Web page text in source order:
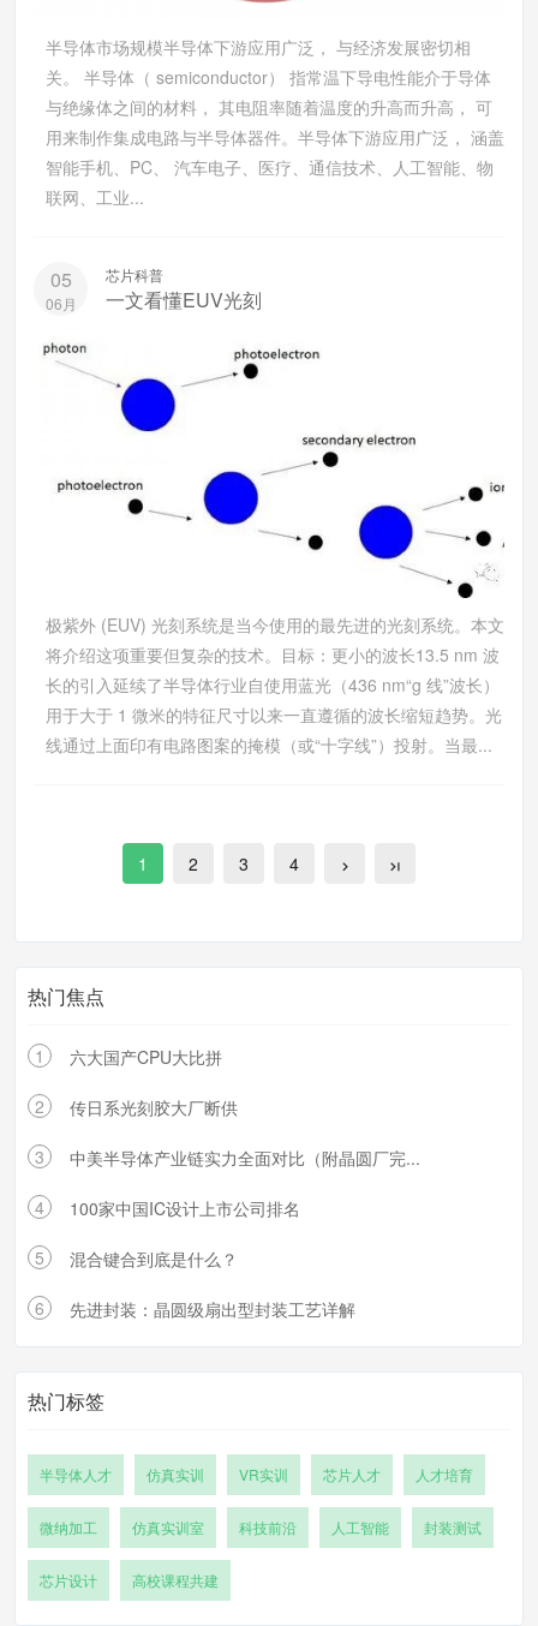
半导体市场规模半导体下游应用广泛， 与经济发展密切相
关。 半导体（ semiconductor） 指常温下导电性能介于导体
与绝缘体之间的材料， 其电阻率随着温度的升高而升高， 可
用来制作集成电路与半导体器件。半导体下游应用广泛， 涵盖
智能手机、PC、 汽车电子、医疗、通信技术、人工智能、物
联网、工业...
05
06月
芯片科普
一文看懂EUV光刻
极紫外 (EUV) 光刻系统是当今使用的最先进的光刻系统。本文
将介绍这项重要但复杂的技术。目标：更小的波长13.5 nm 波
长的引入延续了半导体行业自使用蓝光（436 nm“g 线”波长）
用于大于 1 微米的特征尺寸以来一直遵循的波长缩短趋势。光
线通过上面印有电路图案的掩模（或“十字线”）投射。当最...
1 2 3 4
热门焦点
1 六大国产CPU大比拼
2 传日系光刻胶大厂断供
3 中美半导体产业链实力全面对比（附晶圆厂完...
4 100家中国IC设计上市公司排名
5 混合键合到底是什么？
6 先进封装：晶圆级扇出型封装工艺详解
热门标签
半导体人才 仿真实训 VR实训 芯片人才 人才培育
微纳加工 仿真实训室 科技前沿 人工智能 封装测试
芯片设计 高校课程共建